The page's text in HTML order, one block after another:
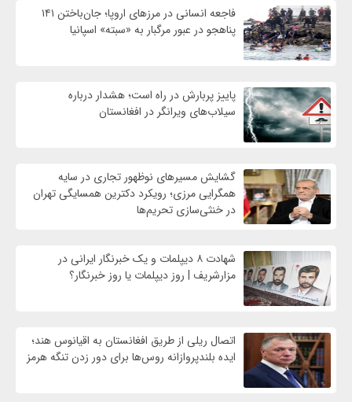
فاجعه انسانی در مرزهای اروپا؛ جان‌باختن ۱۴۱
پناهجو در عبور مرگبار به «سبته» اسپانیا
پاییز پربارش در راه است؛ هشدار درباره
سیلاب‌های ویرانگر در افغانستان
گشایش مسیرهای نوظهور تجاری در سایه
همگرایی مرزی؛ رویکرد دکترین همسایگی تهران
در خنثی‌سازی تحریم‌ها
شهادت ۸ دیپلمات و یک خبرنگار ایرانی در
مزارشریف | روز دیپلمات یا روز خبرنگار؟
اتصال ریلی از طریق افغانستان به اقیانوس هند؛
ایده بلندپروازانه روس‌ها برای دور زدن تنگه هرمز